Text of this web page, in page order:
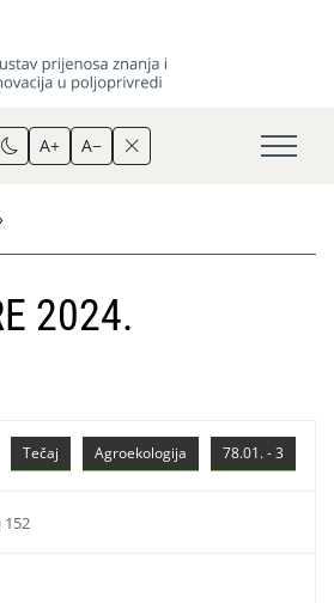
A+ A−
2024.
78.01. - 3
Agroekologija
Tečaj
152